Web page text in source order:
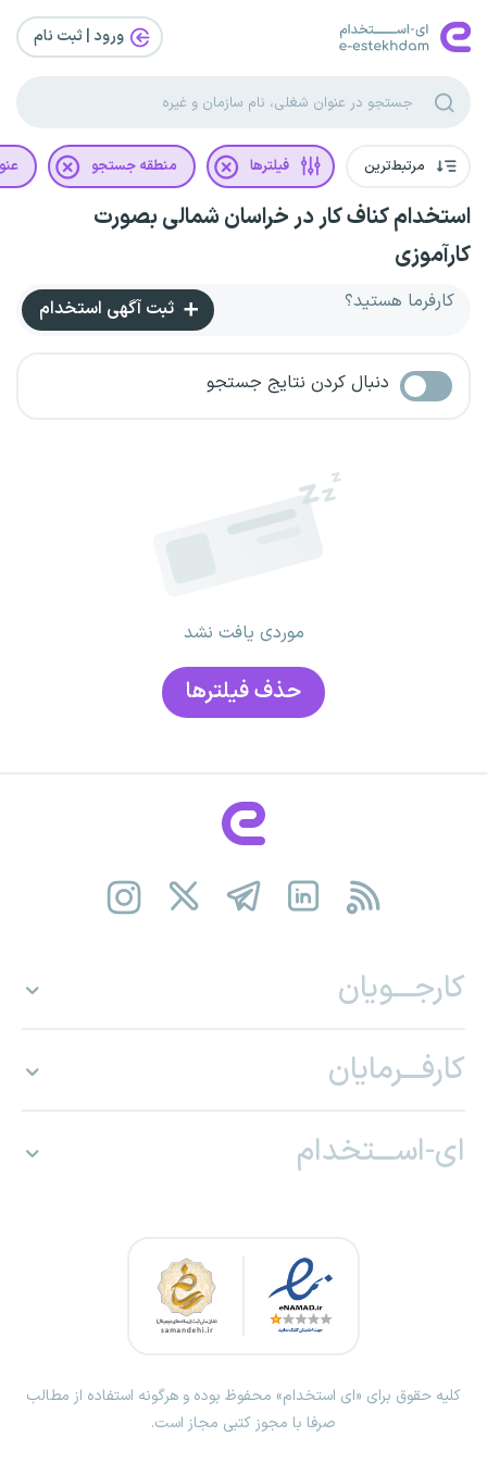
ورود | ثبت‌ نام
مرتبط‌ترین فیلترها منطقه جستجو
استخدام کناف کار در خراسان شمالی بصورت
کارآموزی
کارفرما هستید؟ ثبت آگهی استخدام
دنبال کردن نتایج جستجو
موردی یافت نشد
حذف فیلتر‌ها
کارجـــویان
کارفـــرمایان
ای-اســـتخدام
کلیه حقوق برای «ای استخدام» محفوظ بوده و هرگونه استفاده از مطالب
صرفا با مجوز کتبی مجاز است.